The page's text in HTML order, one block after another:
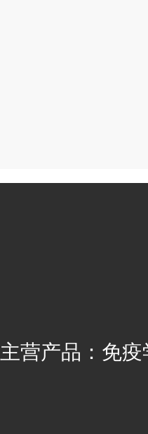
主营产品：免